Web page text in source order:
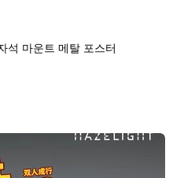
석 마운트 메탈 포스터